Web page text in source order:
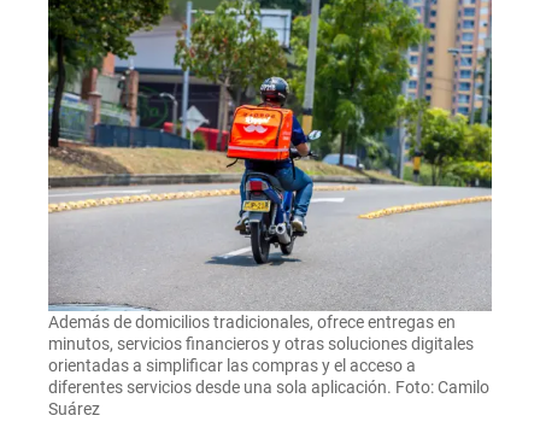
Además de domicilios tradicionales, ofrece entregas en
minutos, servicios financieros y otras soluciones digitales
orientadas a simplificar las compras y el acceso a
diferentes servicios desde una sola aplicación. Foto: Camilo
Suárez